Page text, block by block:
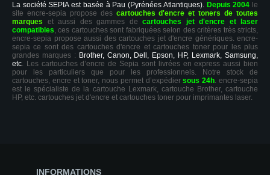
La société SEPIA est basée à Pau (Pyrénées Atlantiques). Depuis 2004 le
site encre-sepia propose des cartouches d'encre et toners de toutes
marques et aussi des gammes de cartouches jet d'encre et laser
compatibles, ces cartouches sont fabriquées selon des critères très stricts,
encre-sepia propose aussi des cartouches jet d'encre génériques. encre-
sepia ce sont des cartouches d'encre et cartouches toner pour les plus
grandes marques : Brother, Canon, Dell, Epson, HP, Lexmark, Samsung,
etc. Les cartouches d’encre de Sepia sont livrées en express aussi bien
pour les particuliers que pour les professionnels. Notre stock de
cartouches, encre et toner, nous permet d’expédiersous 24h. encre-sepia
est le spécialiste de la cartouche Lexmark, cartouche Brother, cartouche
HP, etc. cartouches jet d'encre et cartouches toner pour imprimantes laser.
INFORMATIONS